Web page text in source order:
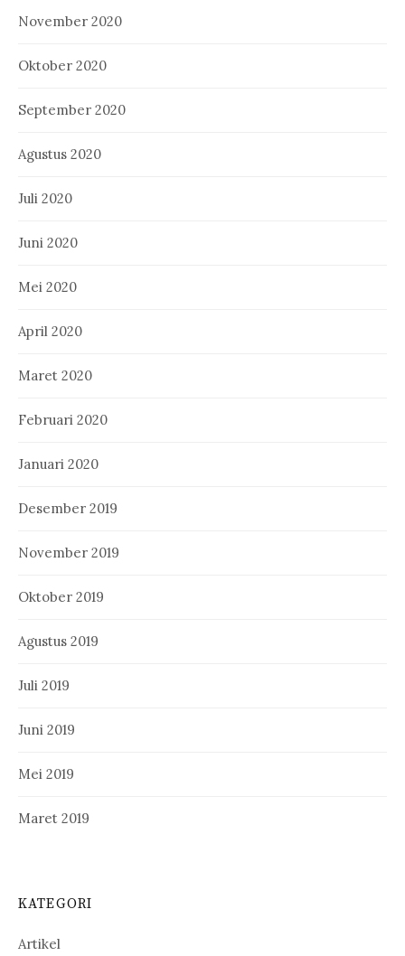
November 2020
Oktober 2020
September 2020
Agustus 2020
Juli 2020
Juni 2020
Mei 2020
April 2020
Maret 2020
Februari 2020
Januari 2020
Desember 2019
November 2019
Oktober 2019
Agustus 2019
Juli 2019
Juni 2019
Mei 2019
Maret 2019
KATEGORI
Artikel